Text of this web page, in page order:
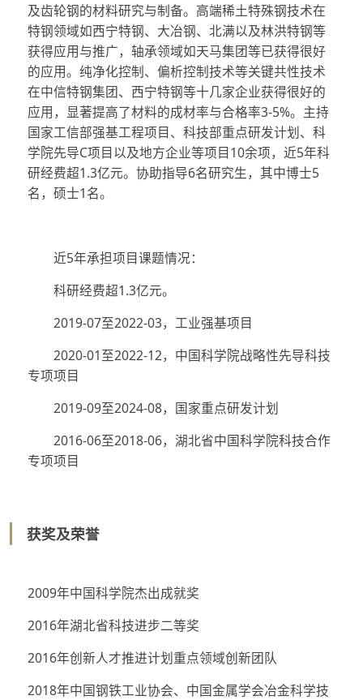
及齿轮钢的材料研究与制备。高端稀土特殊钢技术在
特钢领域如西宁特钢、大冶钢、北满以及林洪特钢等
获得应用与推广，轴承领域如天马集团等已获得很好
的应用。纯净化控制、偏析控制技术等关键共性技术
在中信特钢集团、西宁特钢等十几家企业获得很好的
应用，显著提高了材料的成材率与合格率3-5%。主持
国家工信部强基工程项目、科技部重点研发计划、科
学院先导C项目以及地方企业等项目10余项，近5年科
研经费超1.3亿元。协助指导6名研究生，其中博士5
名，硕士1名。
近5年承担项目课题情况：
科研经费超1.3亿元。
2019-07至2022-03，工业强基项目
2020-01至2022-12，中国科学院战略性先导科技
专项项目
2019-09至2024-08，国家重点研发计划
2016-06至2018-06，湖北省中国科学院科技合作
专项项目
获奖及荣誉
2009年中国科学院杰出成就奖
2016年湖北省科技进步二等奖
2016年创新人才推进计划重点领域创新团队
2018年中国钢铁工业协会、中国金属学会冶金科学技